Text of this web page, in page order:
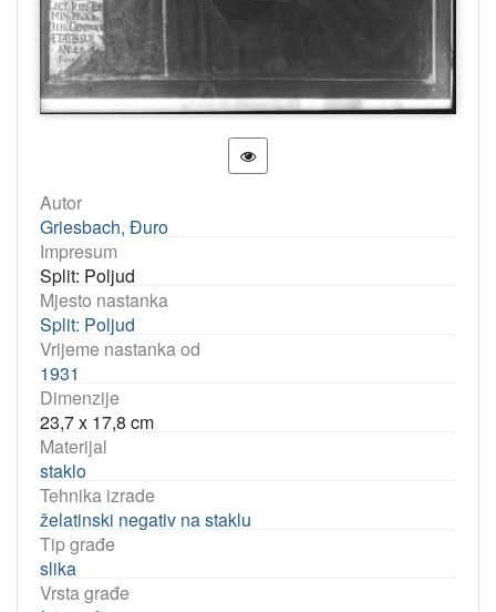
Autor
Griesbach, Đuro
Impresum
Split: Poljud
Mjesto nastanka
Split: Poljud
Vrijeme nastanka od
1931
Dimenzije
23,7 x 17,8 cm
Materijal
staklo
Tehnika izrade
želatinski negativ na staklu
Tip građe
slika
Vrsta građe